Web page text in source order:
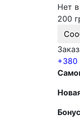
Нет
200
+380